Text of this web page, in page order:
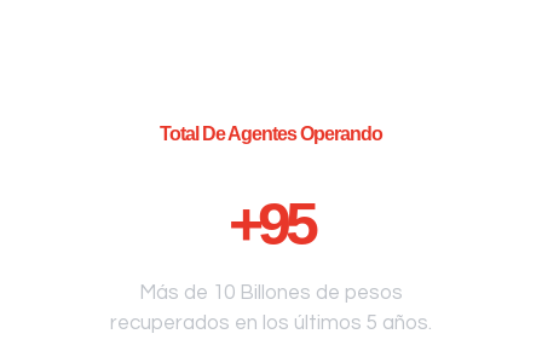
Total De Agentes Operando
+95
Más de 10 Billones de pesos
recuperados en los últimos 5 años.